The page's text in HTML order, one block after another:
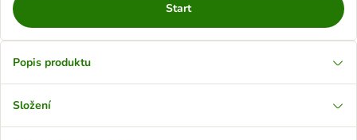
Start
Popis produktu
Složení